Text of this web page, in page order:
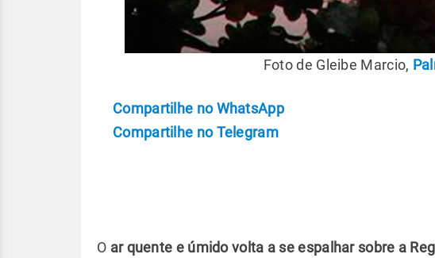
Foto de Gleibe Marcio,
Compartilhe no WhatsApp
Compartilhe no Telegram
O ar quente e úmido volta a se espalhar sobre a